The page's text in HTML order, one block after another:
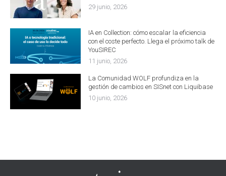
29 junio, 2026
IA en Collection: cómo escalar la eficiencia
con el coste perfecto. Llega el próximo talk de
YouSIREC
11 junio, 2026
La Comunidad WOLF profundiza en la
gestión de cambios en SISnet con Liquibase
10 junio, 2026